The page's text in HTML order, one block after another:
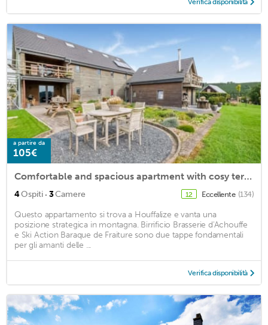
a partire da
105€
Comfortable and spacious apartment with cosy terrace and fabulous view
4Ospiti · 3Camere 12 Eccellente (134)
Questo appartamento si trova a Houffalize e vanta una
posizione strategica in montagna. Birrificio Brasserie d'Achouffe
e Ski Action Baraque de Fraiture sono due tappe fondamentali
per gli amanti delle ...
Verifica disponibilità